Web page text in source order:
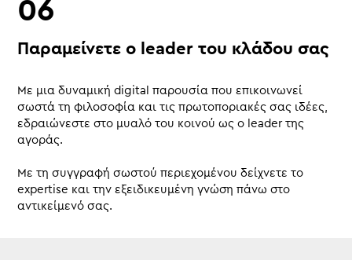
Παραμείνετε ο leader του κλάδου σας
Με μια δυναμική digital παρουσία που επικοινωνεί
σωστά τη φιλοσοφία και τις πρωτοποριακές σας ιδέες,
εδραιώνεστε στο μυαλό του κοινού ως ο leader της
αγοράς.
Mε τη συγγραφή σωστού περιεχομένου δείχνετε το
expertise και την εξειδικευμένη γνώση πάνω στο
αντικείμενό σας.